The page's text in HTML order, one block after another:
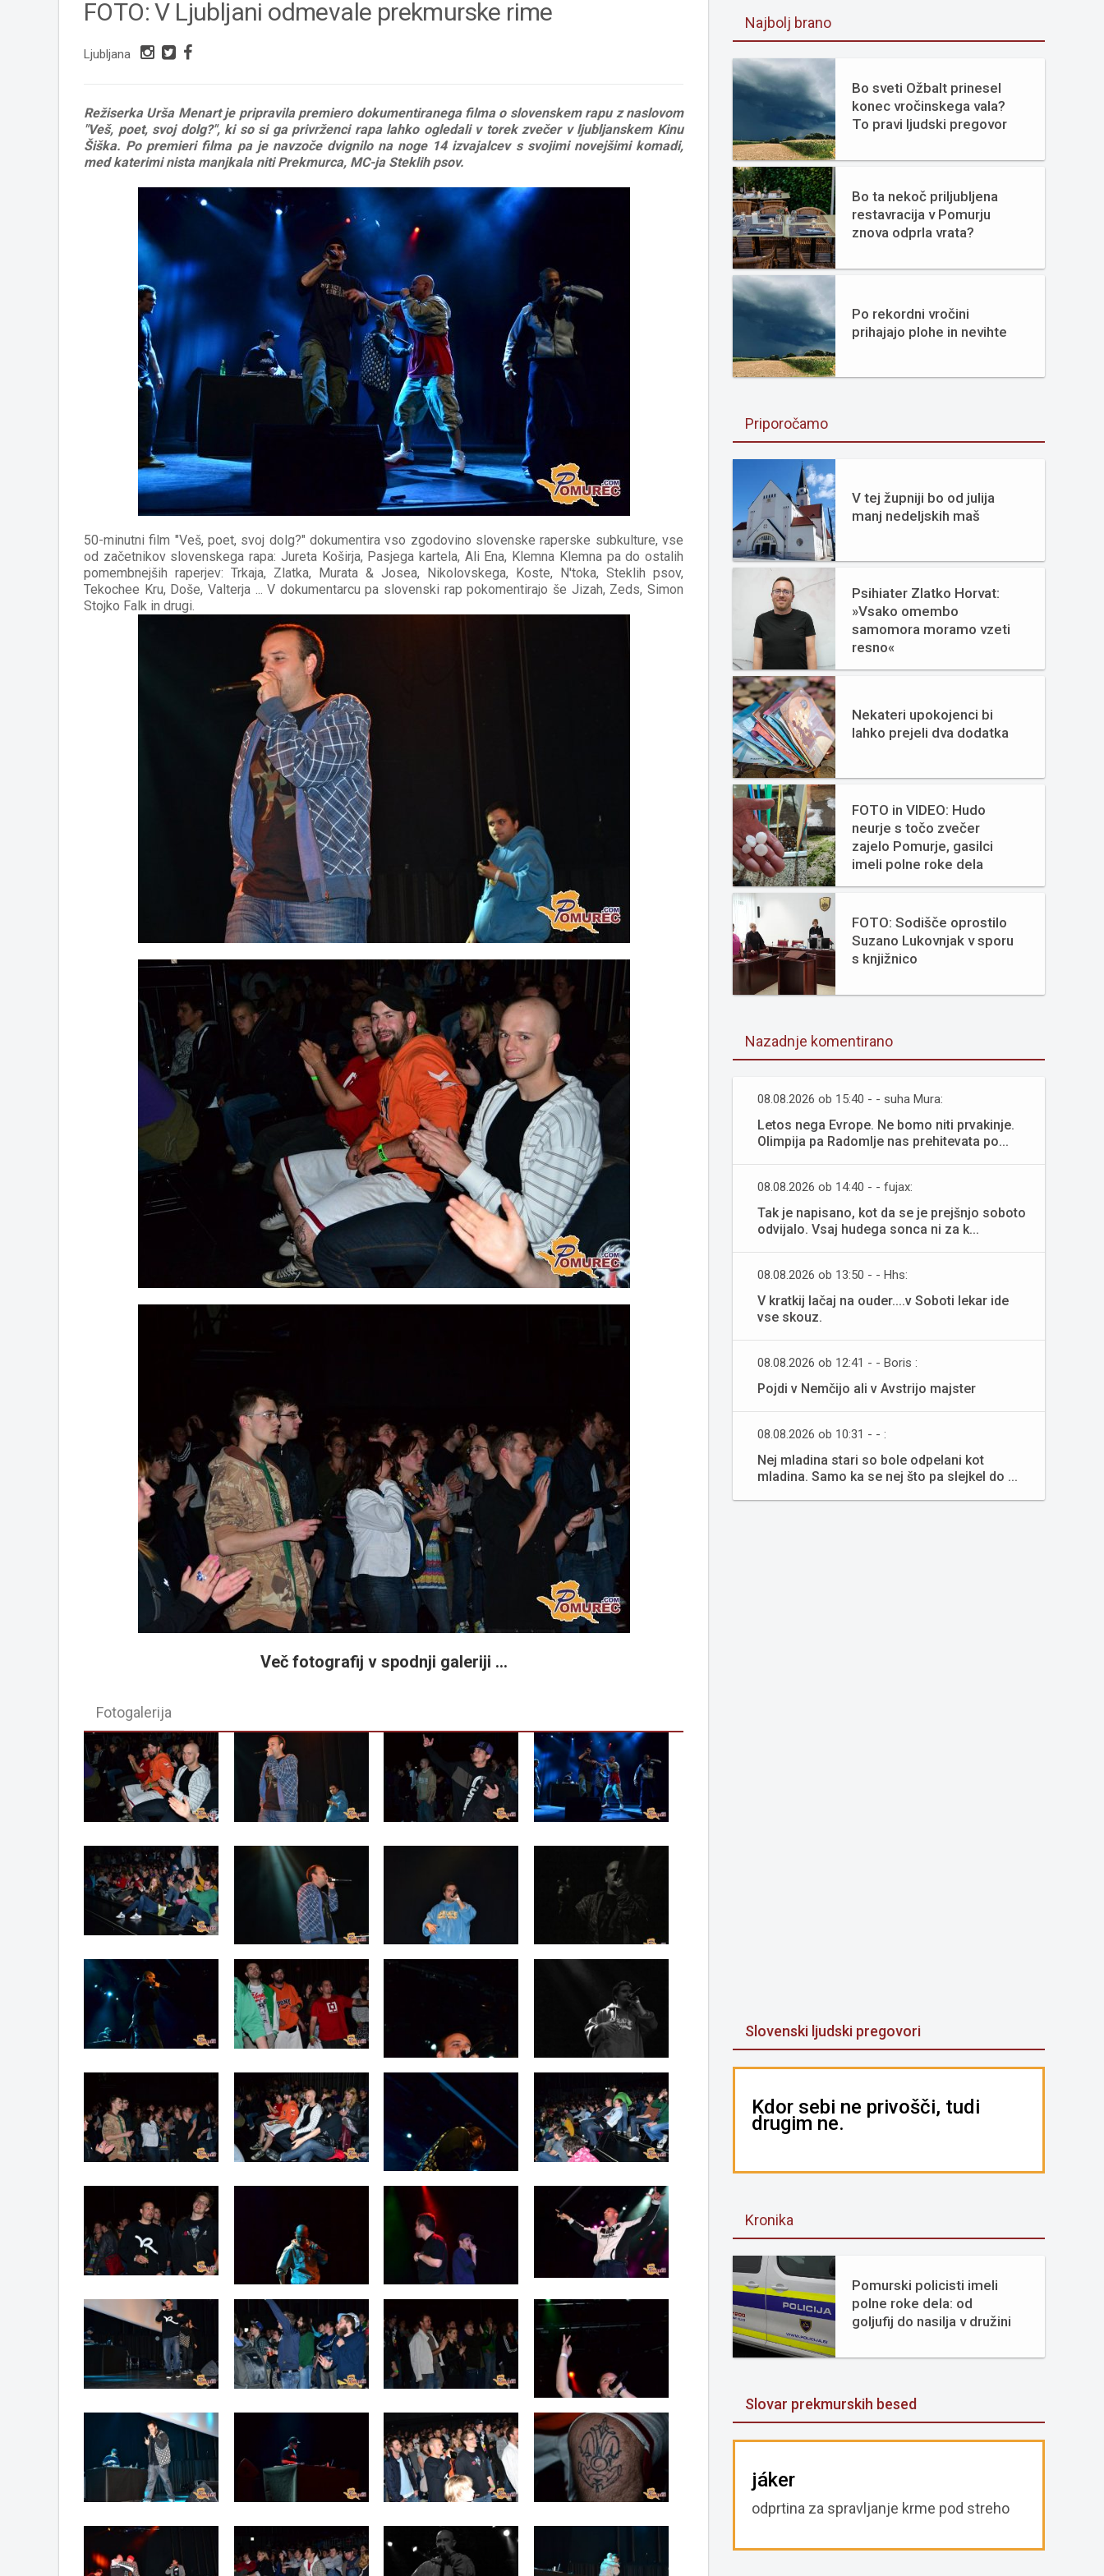
FOTO: V Ljubljani odmevale prekmurske rime
Ljubljana
Režiserka Urša Menart je pripravila premiero dokumentiranega filma o slovenskem rapu z naslovom
"Veš, poet, svoj dolg?", ki so si ga privrženci rapa lahko ogledali v torek zvečer v ljubljanskem Kinu
Šiška. Po premieri filma pa je navzoče dvignilo na noge 14 izvajalcev s svojimi novejšimi komadi,
med katerimi nista manjkala niti Prekmurca, MC-ja Steklih psov.
50-minutni film "Veš, poet, svoj dolg?" dokumentira vso zgodovino slovenske raperske subkulture, vse
od začetnikov slovenskega rapa: Jureta Koširja, Pasjega kartela, Ali Ena, Klemna Klemna pa do ostalih
pomembnejših raperjev: Trkaja, Zlatka, Murata & Josea, Nikolovskega, Koste, N'toka, Steklih psov,
Tekochee Kru, Doše, Valterja ... V dokumentarcu pa slovenski rap pokomentirajo še Jizah, Zeds, Simon
Stojko Falk in drugi.
Več fotografij v spodnji galeriji ...
Fotogalerija
Najbolj brano
Bo sveti Ožbalt prinesel
konec vročinskega vala?
To pravi ljudski pregovor
Bo ta nekoč priljubljena
restavracija v Pomurju
znova odprla vrata?
Po rekordni vročini
prihajajo plohe in nevihte
Priporočamo
V tej župniji bo od julija
manj nedeljskih maš
Psihiater Zlatko Horvat:
»Vsako omembo
samomora moramo vzeti
resno«
Nekateri upokojenci bi
lahko prejeli dva dodatka
FOTO in VIDEO: Hudo
neurje s točo zvečer
zajelo Pomurje, gasilci
imeli polne roke dela
FOTO: Sodišče oprostilo
Suzano Lukovnjak v sporu
s knjižnico
Nazadnje komentirano
08.08.2026 ob 15:40 - - suha Mura:
Letos nega Evrope. Ne bomo niti prvakinje.
Olimpija pa Radomlje nas prehitevata po...
08.08.2026 ob 14:40 - - fujax:
Tak je napisano, kot da se je prejšnjo soboto
odvijalo. Vsaj hudega sonca ni za k...
08.08.2026 ob 13:50 - - Hhs:
V kratkij lačaj na ouder....v Soboti lekar ide
vse skouz.
08.08.2026 ob 12:41 - - Boris :
Pojdi v Nemčijo ali v Avstrijo majster
08.08.2026 ob 10:31 - - :
Nej mladina stari so bole odpelani kot
mladina. Samo ka se nej što pa slejkel do ...
Slovenski ljudski pregovori
Kdor sebi ne privošči, tudi
drugim ne.
Kronika
Pomurski policisti imeli
polne roke dela: od
goljufij do nasilja v družini
Slovar prekmurskih besed
jáker
odprtina za spravljanje krme pod streho